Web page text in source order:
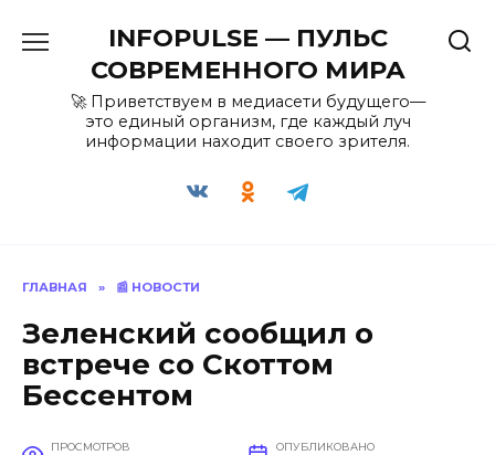
содержанию
INFOPULSE — ПУЛЬС
СОВРЕМЕННОГО МИРА
🚀 Приветствуем в медиасети будущего—
это единый организм, где каждый луч
информации находит своего зрителя.
ГЛАВНАЯ » 📰 НОВОСТИ
Зеленский сообщил о
встрече со Скоттом
Бессентом
ПРОСМОТРОВ ОПУБЛИКОВАНО